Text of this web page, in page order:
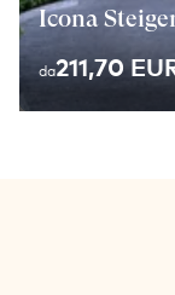
Icona
da211,70